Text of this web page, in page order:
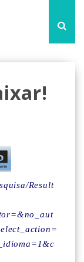
Result